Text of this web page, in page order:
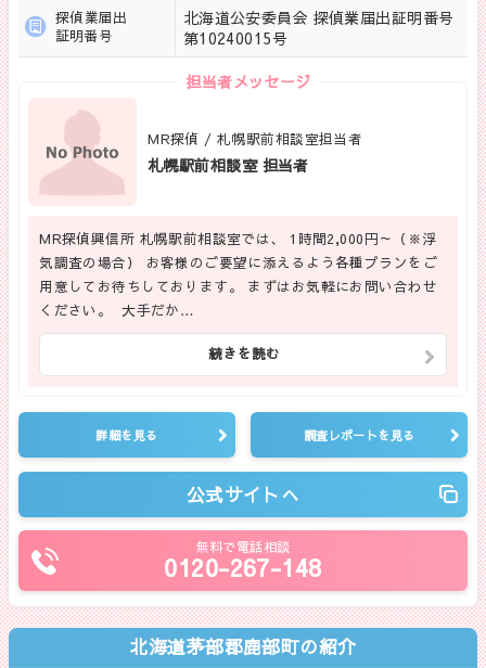
探偵業届出
証明番号
北海道公安委員会 探偵業届出証明番号
第10240015号
担当者メッセージ
MR探偵 / 札幌駅前相談室担当者
札幌駅前相談室 担当者
MR探偵興信所 札幌駅前相談室では、 1時間2,000円～（※浮
気調査の場合） お客様のご要望に添えるよう各種プランをご
用意してお待ちしております。 まずはお気軽にお問い合わせ
ください。 大手だか…
続きを読む
詳細を見る 調査レポートを見る
公式サイトへ
無料で電話相談
0120-267-148
北海道茅部郡鹿部町の紹介